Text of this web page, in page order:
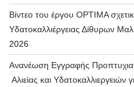
Βίντεο του έργου OPTIMA
Υδατοκαλλιέργειας Δίθυρων
2026
Ανανέωση Εγγραφής
Αλιείας και Υδατοκαλλιεργειών